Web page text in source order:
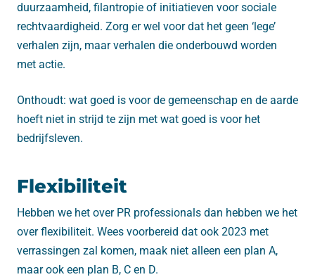
duurzaamheid, filantropie of initiatieven voor sociale
rechtvaardigheid. Zorg er wel voor dat het geen ‘lege’
verhalen zijn, maar verhalen die onderbouwd worden
met actie.
Onthoudt: wat goed is voor de gemeenschap en de aarde
hoeft niet in strijd te zijn met wat goed is voor het
bedrijfsleven.
Flexibiliteit
Hebben we het over PR professionals dan hebben we het
over flexibiliteit. Wees voorbereid dat ook 2023 met
verrassingen zal komen, maak niet alleen een plan A,
maar ook een plan B, C en D.